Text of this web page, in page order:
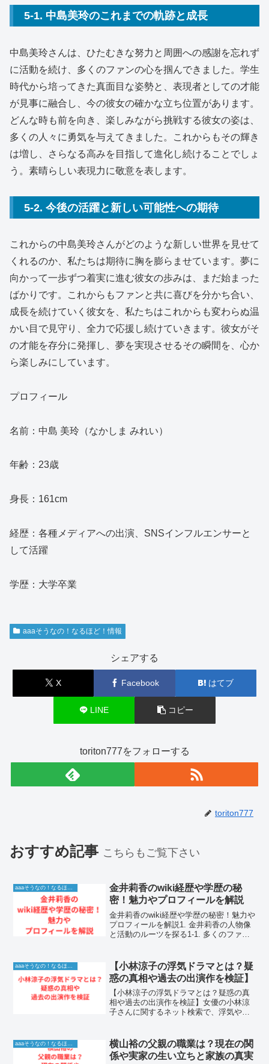
5-1. 中島美玲のこれまでの軌跡と成長
中島美玲さんは、ひたむきな努力と周囲への感謝を忘れず
に活動を続け、多くのファンの心を掴んできました。学生
時代から培ってきた真面目な姿勢と、表現者としての才能
が見事に融合し、今の彼女の確かな立ち位置があります。
どんな時も前を向き、楽しみながら挑戦する彼女の姿は、
多くの人々に勇気を与えてきました。これからもその輝き
は増し、さらなる高みを目指して進化し続けることでしょ
う。素晴らしい表現力に敬意を表します。
5-2. 今後の活躍と新しい可能性への期待
これからの中島美玲さんがどのような新しい世界を見せて
くれるのか、私たちは期待に胸を膨らませています。夢に
向かって一歩ずつ着実に進む彼女の歩みは、まだ始まった
ばかりです。これからもファンと共に喜びを分かち合い、
成長を続けていく彼女を、私たちはこれからも変わらぬ温
かい目で見守り、全力で応援し続けていきます。彼女がそ
の才能を存分に発揮し、夢を実現させるその瞬間を、心か
ら楽しみにしています。
プロフィール
名前：中島 美玲（なかしま みれい）
年齢：23歳
身長：161cm
経歴：各種メディアへの出演、SNSインフルエンサーと
して活躍
学歴：大学卒業
aaaそうなの！なるほど！情報
シェアする
X Facebook はてブ
LINE コピー
toriton777をフォローする
toriton777
おすすめ記事 こちらもご覧下さい
aaaそうなの！なるほど！情報
金井莉香のwiki経歴や学歴の秘
密！魅力やプロフィールを解説
金井莉香のwiki経歴や学歴の秘密！魅力や
プロフィールを解説1. 金井莉香の人物像
と活動のルーツを探る1-1. 多くのファン
親しみやすい人柄で多くのファンから熱
い支持を...
【小林涼子の浮気ドラマとは？疑
惑の真相や過去の出演作を検証】
【小林涼子の浮気ドラマとは？疑惑の真
相や過去の出演作を検証】女優の小林涼
子さんに関するネット検索で、浮気やド
を知りたがっています。実力派女優とし
て数々の話題作に出演して...
aaaそうなの！なるほど！情報
横山裕の父親の職業は？現在の関
係や実家の生い立ちと家族の真実